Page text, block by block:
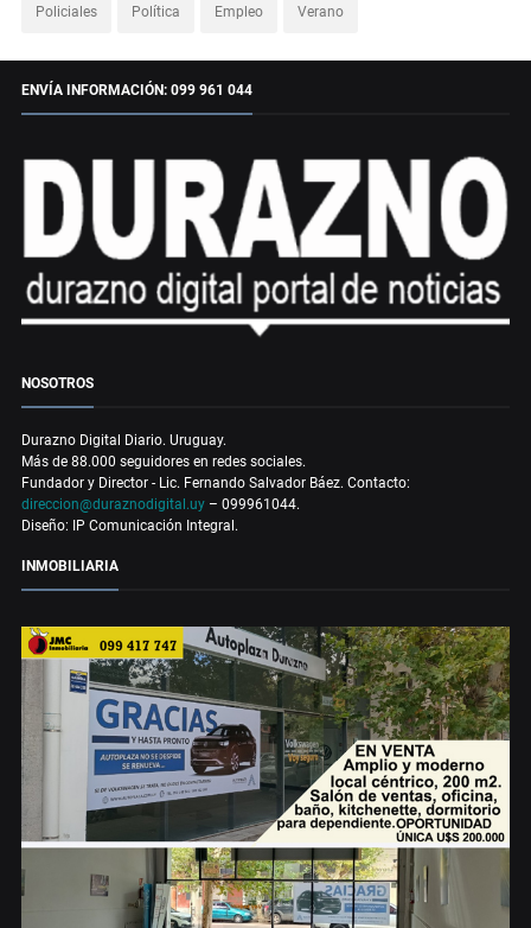
Policiales Política Empleo Verano
ENVÍA INFORMACIÓN: 099 961 044
NOSOTROS
Durazno Digital Diario. Uruguay.
Más de 88.000 seguidores en redes sociales.
Fundador y Director - Lic. Fernando Salvador Báez. Contacto:
direccion@duraznodigital.uy – 099961044.
Diseño: IP Comunicación Integral.
INMOBILIARIA